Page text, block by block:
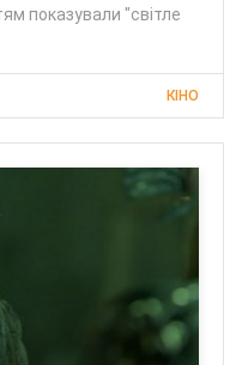
показували "світле
КІНО